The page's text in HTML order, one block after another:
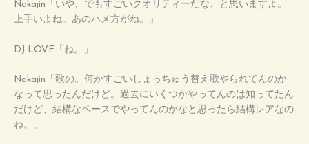
Nakajin「いや、でもすごいクオリティーだな、と思いますよ。
上手いよね。あのハメ方がね。」
DJ LOVE「ね。」
Nakajin「歌の。何かすごいしょっちゅう替え歌やられてんのか
なって思ったんだけど。過去にいくつかやってんのは知ってたん
だけど、結構なペースでやってんのかなと思ったら結構レアなの
ね。」